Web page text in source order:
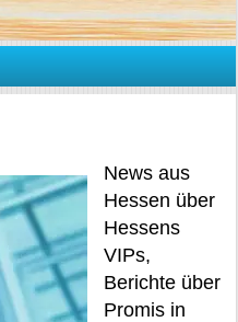
News aus
Hessen über
Hessens
VIPs,
Berichte über
Promis in